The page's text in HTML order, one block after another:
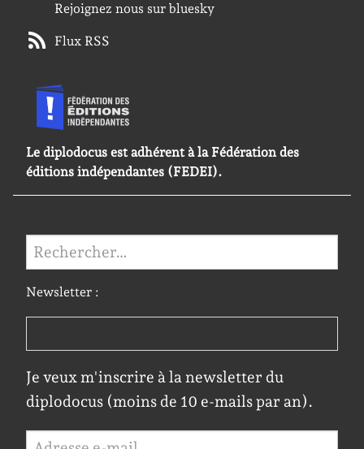
Rejoignez nous sur bluesky
Flux RSS
Le diplodocus est adhérent à la Fédération des
éditions indépendantes (FEDEI).
Rechercher :
Newsletter :
Je veux m'inscrire à la newsletter du
diplodocus (moins de 10 e-mails par an).